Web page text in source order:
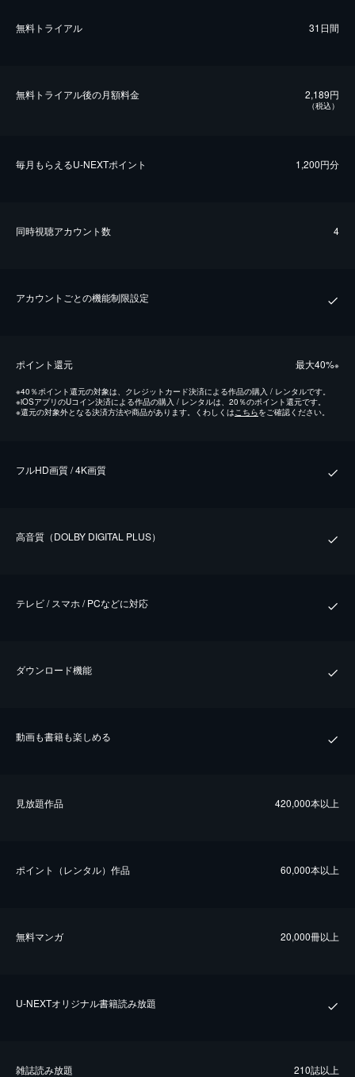
無料トライアル 31日間
無料トライアル後の⽉額料金 2,189円
（税込）
毎⽉もらえるU-NEXTポイント 1,200円分
同時視聴アカウント数 4
アカウントごとの機能制限設定
ポイント還元 最⼤40%※
※40％ポイント還元の対象は、クレジットカード決済による作品の購入 / レンタルです。
※iOSアプリのUコイン決済による作品の購入 / レンタルは、20％のポイント還元です。
※還元の対象外となる決済方法や商品があります。くわしくはこちらをご確認ください。
フルHD画質 / 4K画質
⾼⾳質（DOLBY DIGITAL PLUS）
テレビ / スマホ / PCなどに対応
ダウンロード機能
動画も書籍も楽しめる
⾒放題作品 420,000本以上
ポイント（レンタル）作品 60,000本以上
無料マンガ 20,000冊以上
U-NEXTオリジナル書籍読み放題
雑誌読み放題 210誌以上